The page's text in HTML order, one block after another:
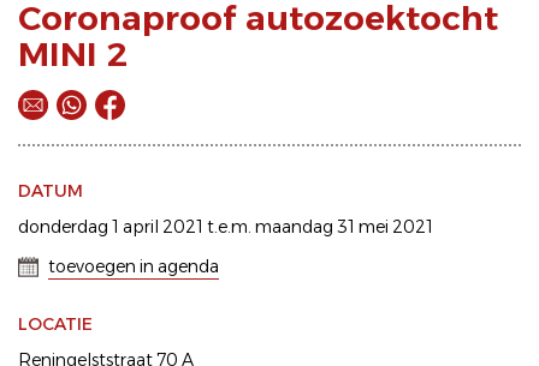
Coronaproof autozoektocht
MINI 2
DATUM
donderdag 1 april 2021 t.e.m. maandag 31 mei 2021
toevoegen in agenda
LOCATIE
Reningelststraat 70 A